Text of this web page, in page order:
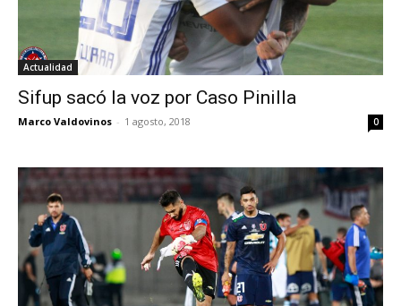
Actualidad
Sifup sacó la voz por Caso Pinilla
Marco Valdovinos - 1 agosto, 2018 0